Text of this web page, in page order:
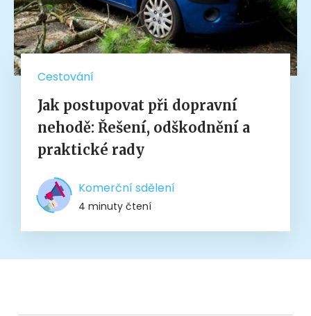
Cestování
Jak postupovat při dopravní
nehodě: Řešení, odškodnění a
praktické rady
Komerční sdělení
4 minuty čtení